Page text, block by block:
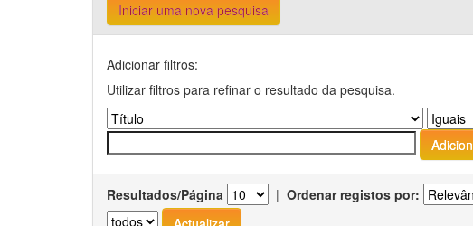
Iniciar uma nova pesquisa
Adicionar filtros:
Utilizar filtros para refinar o resultado da pesquisa.
Resultados/Página | Ordenar registos por: